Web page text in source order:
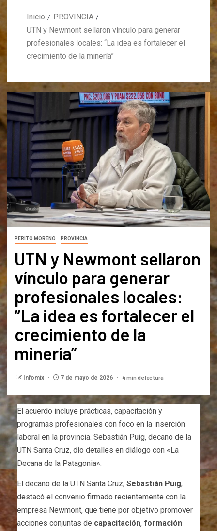
Inicio
PROVINCIA
UTN y Newmont sellaron vínculo para generar
profesionales locales: “La idea es fortalecer el
crecimiento de la minería”
PERITO MORENO PROVINCIA
UTN y Newmont sellaron
vínculo para generar
profesionales locales:
“La idea es fortalecer el
crecimiento de la
minería”
Infomix 7 de mayo de 2026 4 min de lectura
El acuerdo incluye prácticas, capacitación y
programas profesionales con foco en la inserción
laboral en la provincia. Sebastián Puig, decano de la
UTN Santa Cruz, dio detalles en diálogo con «La
Decana de la Patagonia».
El decano de la UTN Santa Cruz, Sebastián Puig,
destacó el convenio firmado recientemente con la
empresa Newmont, que tiene por objetivo promover
acciones conjuntas de capacitación, formación